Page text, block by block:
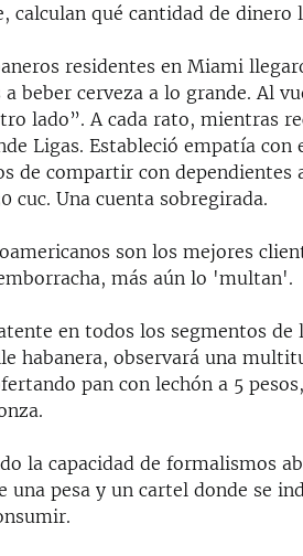
calculan qué cantidad de dinero
residentes en Miami
beber cerveza a lo grande. Al
lado”. A cada rato, mientras
Ligas. Estableció empatía con
de compartir con
cuc. Una cuenta sobregirada.
son los mejores
más aún lo 'multan'.
en todos los segmentos de
habanera, observará una
pan con lechón a 5
la capacidad de formalismos
una pesa y un cartel donde se